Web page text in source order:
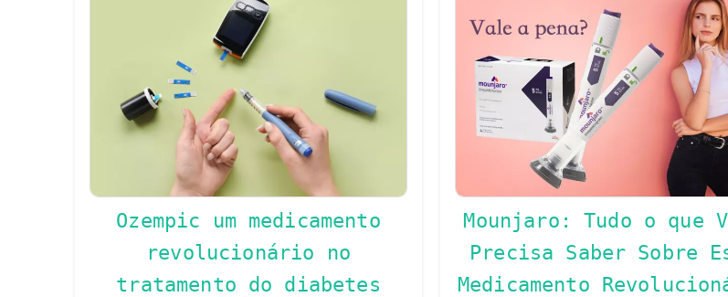
Ozempic um medicamento
revolucionário no
tratamento do diabetes
Mounjaro: Tudo o que
Precisa Saber Sobre
Medicamento